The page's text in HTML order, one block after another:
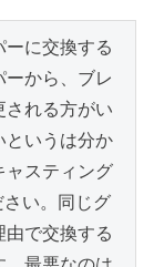
に交換する
から、ブレ
される方がい
というは分か
ャスティング
さい。同じグ
で交換する